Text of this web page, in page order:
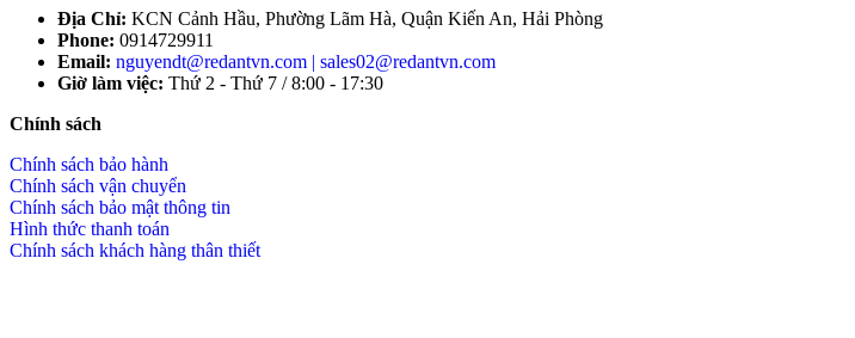
Địa Chỉ: KCN Cảnh Hầu, Phường Lãm Hà, Quận Kiến An, Hải Phòng
Phone: 0914729911
Email: nguyendt@redantvn.com | sales02@redantvn.com
Giờ làm việc: Thứ 2 - Thứ 7 / 8:00 - 17:30
Chính sách
Chính sách bảo hành
Chính sách vận chuyển
Chính sách bảo mật thông tin
Hình thức thanh toán
Chính sách khách hàng thân thiết